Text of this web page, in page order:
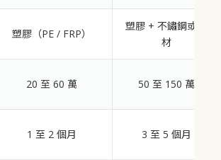
塑膠（PE / FRP）
塑膠 + 不鏽鋼或木
材
20 至 60 萬 50 至 150 萬
1 至 2 個月 3 至 5 個月